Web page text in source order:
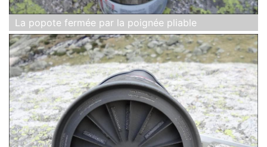
La popote fermée par la poignée pliable